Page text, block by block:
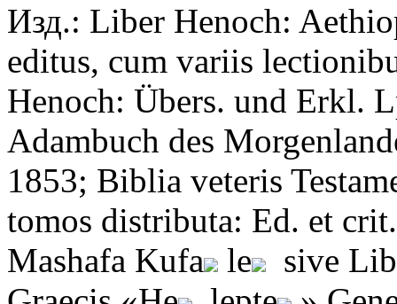
Изд.: Liber Henoch:
editus, cum variis
Henoch: Übers. und Erkl.
Adambuch des
1853; Biblia veteris
tomos distributa: Ed. et
Mashafa Kufa
le
sive